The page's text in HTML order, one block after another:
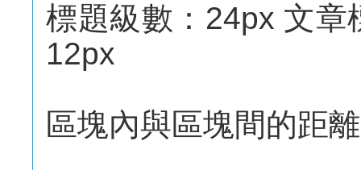
標題級數：24px 文章
12px
區塊內與區塊間的距